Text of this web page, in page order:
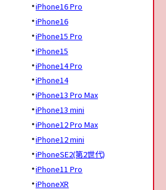
iPhone16 Pro
iPhone16
iPhone15 Pro
iPhone15
iPhone14 Pro
iPhone14
iPhone13 Pro Max
iPhone13 mini
iPhone12 Pro Max
iPhone12 mini
iPhoneSE2(第2世代)
iPhone11 Pro
iPhoneXR